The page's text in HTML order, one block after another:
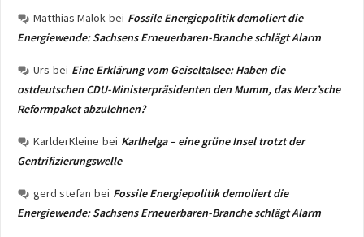
Matthias Malok bei Fossile Energiepolitik demoliert die
Energiewende: Sachsens Erneuerbaren-Branche schlägt Alarm
Urs bei Eine Erklärung vom Geiseltalsee: Haben die
ostdeutschen CDU-Ministerpräsidenten den Mumm, das Merz’sche
Reformpaket abzulehnen?
KarlderKleine bei Karlhelga – eine grüne Insel trotzt der
Gentrifizierungswelle
gerd stefan bei Fossile Energiepolitik demoliert die
Energiewende: Sachsens Erneuerbaren-Branche schlägt Alarm